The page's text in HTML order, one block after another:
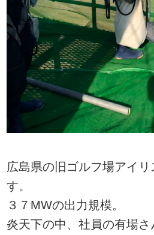
広島県の旧ゴルフ場アイ
す。
３７MWの出力規模。
炎天下の中、社員の有場